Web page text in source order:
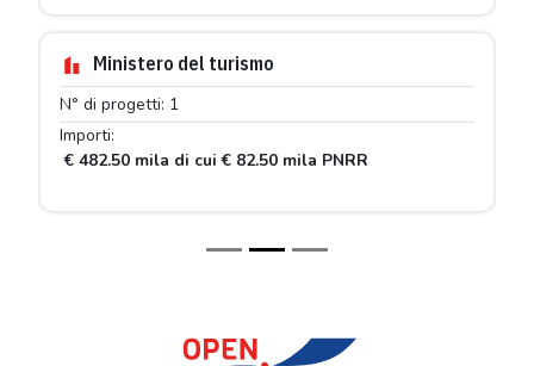
Ministero del turismo
N° di progetti: 1
Importi:
€ 482.50 mila di cui € 82.50 mila PNRR